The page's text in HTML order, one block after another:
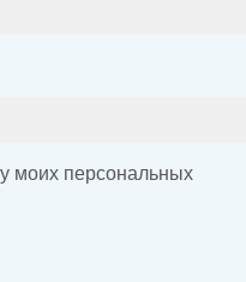
моих персональных